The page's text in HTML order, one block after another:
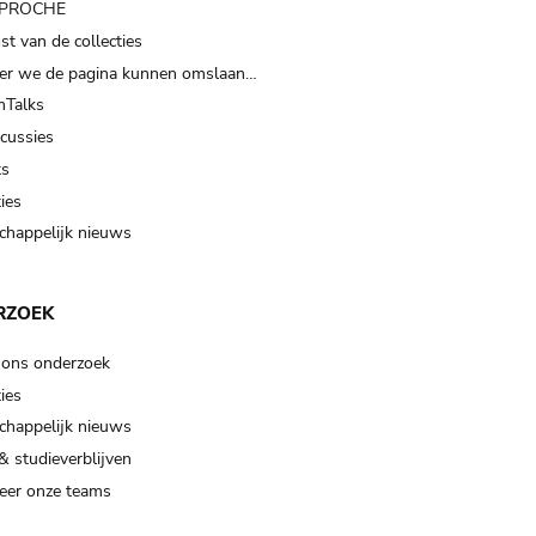
van de collecties
we de pagina kunnen omslaan…
nieuws
onderzoek
nieuws
studieverblijven
onze teams